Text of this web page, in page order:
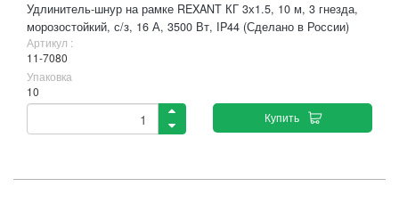
Удлинитель-шнур на рамке REXANT КГ 3х1.5, 10 м, 3 гнезда,
морозостойкий, с/з, 16 А, 3500 Вт, IP44 (Сделано в России)
Артикул :
11-7080
Упаковка
10
Купить